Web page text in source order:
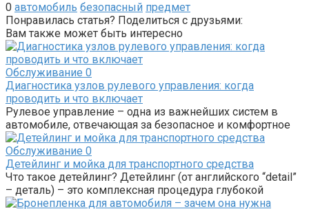
0 автомобиль безопасный предмет
Понравилась статья? Поделиться с друзьями:
Вам также может быть интересно
Обслуживание 0
Диагностика узлов рулевого управления: когда
проводить и что включает
Рулевое управление – одна из важнейших систем в
автомобиле, отвечающая за безопасное и комфортное
Обслуживание 0
Детейлинг и мойка для транспортного средства
Что такое детейлинг? Детейлинг (от английского “detail”
– деталь) – это комплексная процедура глубокой